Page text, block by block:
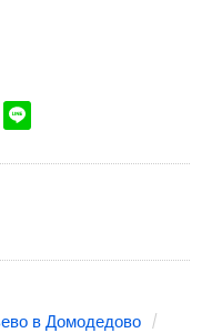
в Домодедово